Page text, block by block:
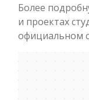
Более
и проектах
официальном